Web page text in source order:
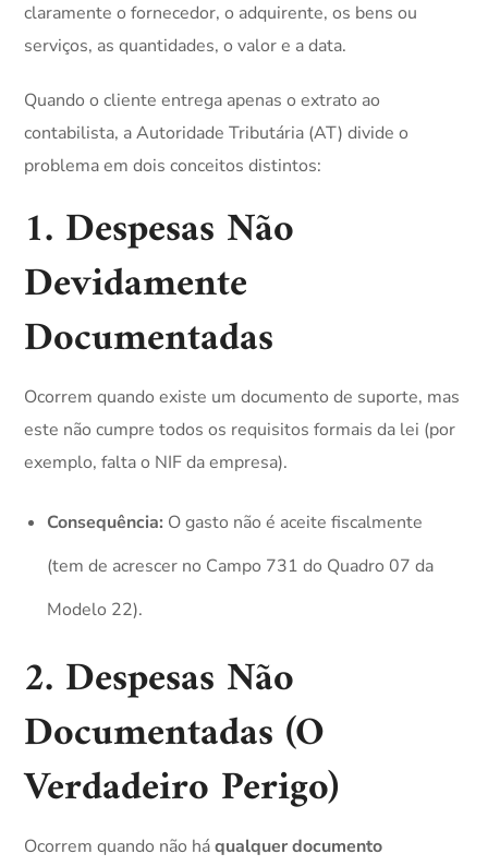
claramente o fornecedor, o adquirente, os bens ou
serviços, as quantidades, o valor e a data.
Quando o cliente entrega apenas o extrato ao
contabilista, a Autoridade Tributária (AT) divide o
problema em dois conceitos distintos:
1. Despesas Não
Devidamente
Documentadas
Ocorrem quando existe um documento de suporte, mas
este não cumpre todos os requisitos formais da lei (por
exemplo, falta o NIF da empresa).
Consequência: O gasto não é aceite fiscalmente
(tem de acrescer no Campo 731 do Quadro 07 da
Modelo 22).
2. Despesas Não
Documentadas (O
Verdadeiro Perigo)
Ocorrem quando não háqualquer documento